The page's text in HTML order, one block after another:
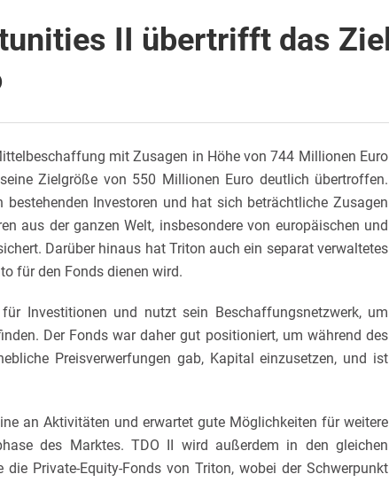
II übertrifft das Ziel
mit Zusagen in Höhe von 744 Millionen Euro
Zielgröße von 550 Millionen Euro deutlich übertroffen.
Investoren und hat sich beträchtliche Zusagen
aus der ganzen Welt, insbesondere von europäischen und
Darüber hinaus hat Triton auch ein separat verwaltetes
für den Fonds dienen wird.
Investitionen und nutzt sein Beschaffungsnetzwerk, um
Der Fonds war daher gut positioniert, um während des
Preisverwerfungen gab, Kapital einzusetzen, und ist
an Aktivitäten und erwartet gute Möglichkeiten für weitere
des Marktes. TDO II wird außerdem in den gleichen
Private-Equity-Fonds von Triton, wobei der Schwerpunkt